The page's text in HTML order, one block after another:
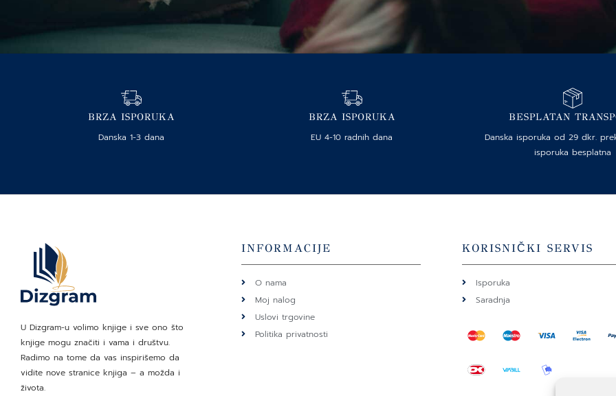
BRZA ISPORUKA
Danska 1-3 dana
BRZA ISPORUKA
EU 4-10 radnih dana
BESPLATAN
Danska isporuka od 29 dkr.
isporuka besplatna
U Dizgram-u volimo knjige i sve ono što
knjige mogu značiti i vama i društvu.
Radimo na tome da vas inspirišemo da
vidite nove stranice knjiga – a možda i
života.
INFORMACIJE
O nama
Moj nalog
Uslovi trgovine
Politika privatnosti
KORISNIČKI SERVIS
Isporuka
Saradnja